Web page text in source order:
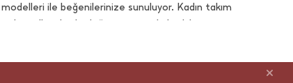
ile beğenilerinize sunuluyor. Kadın takım
elbiselerde doğru tasarım, kaliteli kumaş ve
de en yeni tasarımları echima.com da
tamamlayacak kolyeler, bileklikler, şallar, küpeler